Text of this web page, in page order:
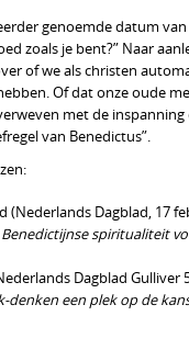
genoemde datum
zoals je bent?” Naar
of we als christen
Of dat onze oude
met de
van Benedictus”.
(Nederlands Dagblad, 17
spiritualiteit
Dagblad Gulliver
denken een plek op de